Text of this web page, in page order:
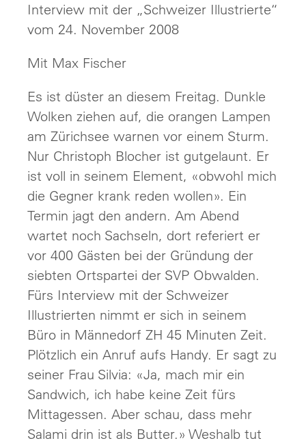
Carreer
Interview mit der „Schweizer Illustrierte“
vom 24. November 2008
Mit Max Fischer
Es ist düster an diesem Freitag. Dunkle
Wolken ziehen auf, die orangen Lampen
am Zürichsee warnen vor einem Sturm.
Nur Christoph Blocher ist gutgelaunt. Er
ist voll in seinem Element, «obwohl mich
die Gegner krank reden wollen». Ein
Termin jagt den andern. Am Abend
wartet noch Sachseln, dort referiert er
vor 400 Gästen bei der Gründung der
siebten Ortspartei der SVP Obwalden.
Fürs Interview mit der Schweizer
Illustrierten nimmt er sich in seinem
Büro in Männedorf ZH 45 Minuten Zeit.
Plötzlich ein Anruf aufs Handy. Er sagt zu
seiner Frau Silvia: «Ja, mach mir ein
Sandwich, ich habe keine Zeit fürs
Mittagessen. Aber schau, dass mehr
Salami drin ist als Butter.» Weshalb tut